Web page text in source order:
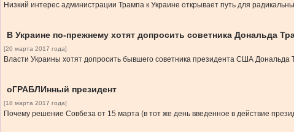
Низкий интерес администрации Трампа к Украине открывает путь для
В Украине по-прежнему хотят допросить советника Дональда
[20 марта 2017 года]
Власти Украины хотят допросить бывшего советника президента США
оГРАБЛИнный президент
[18 марта 2017 года]
Почему решение Совбеза от 15 марта (в тот же день введенное в действие